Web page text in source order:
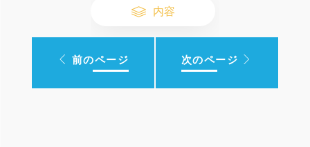
内容
前のページ 次のページ